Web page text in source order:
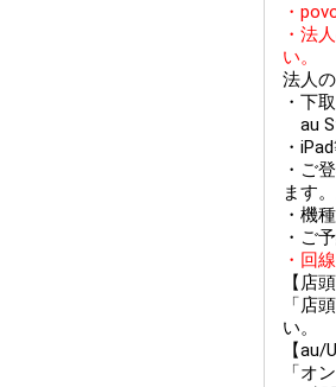
・
・法
い。
法人
・下
au
・
・ご
ます
・機
・ご
・回
【店
「店
い。
【
「オ